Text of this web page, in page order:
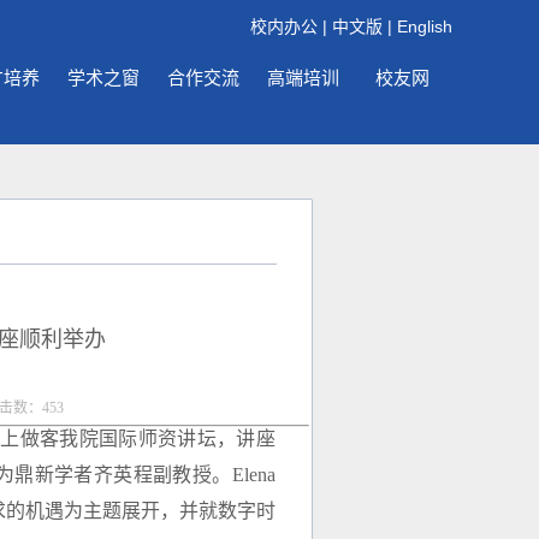
校内办公 | 中文版 | English
养 学术之窗 合作交流 高端培训 校友网
顺利举办
数： 453
做客我院国际师资讲坛，讲座
鼎新学者齐英程副教授。Elena
机遇为主题展开，并就数字时